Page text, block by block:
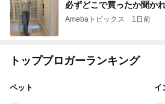
必ずどこで買ったか聞か
Amebaトピックス 1日前
トップブロガーランキング
ペット イ